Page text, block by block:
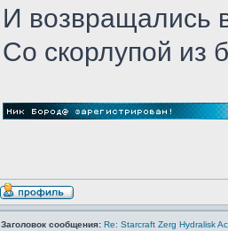
И возвращались
Со скорлупой из
Заголовок сообщения: Re: Starcraft Zerg Hydralisk